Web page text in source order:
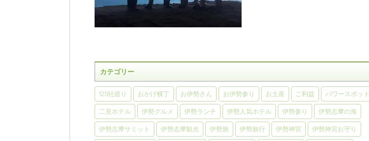
カテゴリー
125社巡り おかげ横丁 お伊勢さん お伊勢参り お土産 ご利益 パワースポット
二見ホテル 伊勢グルメ 伊勢ランチ 伊勢人気ホテル 伊勢参り 伊勢志摩の海
伊勢志摩サミット 伊勢志摩観光 伊勢旅 伊勢旅行 伊勢神宮 伊勢神宮お守り